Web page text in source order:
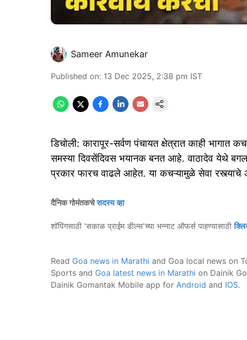
Sameer Amunekar
Published on: 13 Dec 2025, 2:38 pm IST
डिचोली: कारापूर-सर्वण पंचायत क्षेत्रात काही भागात
समस्या दिवसेंदिवस भयानक बनत आहे. वाठादेव येथे
प्रकार फारच वाढले आहेत. या कचऱ्यामुळे सेवा
दैनिक गोमंतकचेसदस्य व्हा
शॉपिंगसाठी 'सकाळ प्राईम डील्स'च्या भन्नाट ऑफर्स पाहण्यासाठी
Read Goa news in Marathi and Goa local news on
Sports and Goa latest news in Marathi on Dainik
Dainik Gomantak Mobile app for Android and IOS.